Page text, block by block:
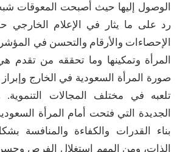
الوصول إليها حيث أصبحت المعوقات
رد على ما يثار في الإعلام الخارجي
الإحصاءات والأرقام والتحسن في
المرأة وتمكينها وما تحققه من
صورة المرأة السعودية في الخارج
تلعبه في مختلف المجالات
الجديدة التي فتحت أمام المرأة
بناء القدرات والكفاءة والمنافسة
الذات، ومن المهم استغلال الفرص